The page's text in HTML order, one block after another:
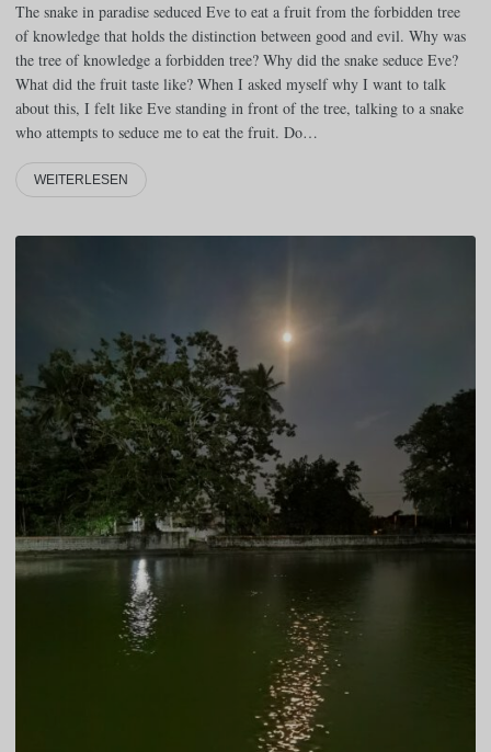
The snake in paradise seduced Eve to eat a fruit from the forbidden tree
of knowledge that holds the distinction between good and evil. Why was
the tree of knowledge a forbidden tree? Why did the snake seduce Eve?
What did the fruit taste like? When I asked myself why I want to talk
about this, I felt like Eve standing in front of the tree, talking to a snake
who attempts to seduce me to eat the fruit. Do…
WEITERLESEN